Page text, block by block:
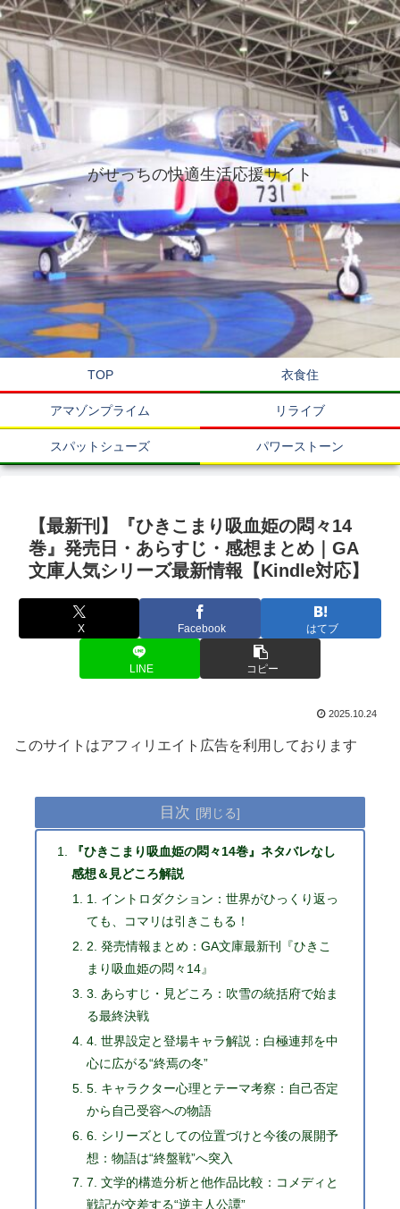
がせっちの快適生活応援サイト
TOP 衣食住
アマゾンプライム リライブ
スパットシューズ パワーストーン
【最新刊】『ひきこまり吸血姫の悶々14
巻』発売日・あらすじ・感想まとめ｜GA
文庫人気シリーズ最新情報【Kindle対応】
X Facebook はてブ
LINE コピー
2025.10.24
このサイトはアフィリエイト広告を利用しております
目次
『ひきこまり吸血姫の悶々14巻』ネタバレなし
感想＆見どころ解説
1. イントロダクション：世界がひっくり返っ
ても、コマリは引きこもる！
2. 発売情報まとめ：GA文庫最新刊『ひきこ
まり吸血姫の悶々14』
3. あらすじ・見どころ：吹雪の統括府で始ま
る最終決戦
4. 世界設定と登場キャラ解説：白極連邦を中
心に広がる“終焉の冬”
5. キャラクター心理とテーマ考察：自己否定
から自己受容への物語
6. シリーズとしての位置づけと今後の展開予
想：物語は“終盤戦”へ突入
7. 文学的構造分析と他作品比較：コメディと
戦記が交差する“逆主人公譚”